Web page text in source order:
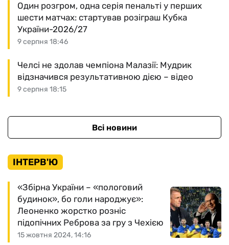
9 серпня 18:46
Один розгром, одна серія пенальті у перших
шести матчах: стартував розіграш Кубка
України-2026/27
9 серпня 18:15
Челсі не здолав чемпіона Малазії: Мудрик
відзначився результативною дією – відео
Всі новини
ІНТЕРВ'Ю
15 жовтня 2024, 14:16
«Збірна України – «пологовий
будинок», бо голи народжує»:
Леоненко жорстко розніс
підопічних Реброва за гру з Чехією